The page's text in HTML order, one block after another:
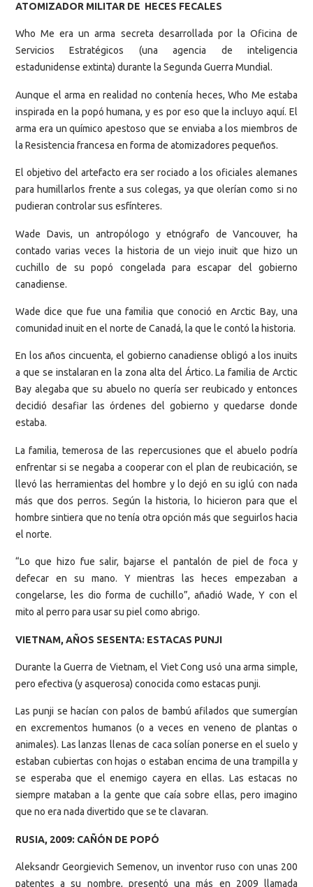
ATOMIZADOR MILITAR DE HECES FECALES
Who Me era un arma secreta desarrollada por la Oficina de
Servicios Estratégicos (una agencia de inteligencia
estadunidense extinta) durante la Segunda Guerra Mundial.
Aunque el arma en realidad no contenía heces, Who Me estaba
inspirada en la popó humana, y es por eso que la incluyo aquí. El
arma era un químicoapestoso que se enviaba a los miembros de
la Resistencia francesa en forma de atomizadores pequeños.
El objetivo del artefacto era ser rociado a los oficiales alemanes
para humillarlos frente a sus colegas, ya que olerían como si no
pudieran controlar sus esfínteres.
Wade Davis, un antropólogo y etnógrafo de Vancouver, ha
contado varias veces la historia de un viejo inuit que hizo un
cuchillo de su popó congelada para escapar del gobierno
canadiense.
Wade dice que fue una familia que conoció en Arctic Bay, una
comunidad inuit en el norte de Canadá, la que le contó la historia.
En los años cincuenta, el gobierno canadiense obligó a los inuits
a que se instalaran en la zona alta del Ártico. La familia de Arctic
Bay alegaba que su abuelo no quería ser reubicado y entonces
decidió desafiar las órdenes del gobierno y quedarse donde
estaba.
La familia, temerosa de las repercusiones que el abuelo podría
enfrentar si se negaba a cooperar con el plan de reubicación, se
llevó las herramientas del hombre y lo dejó en su iglú con nada
más que dos perros. Según la historia, lo hicieron para que el
hombre sintiera que no tenía otra opción más que seguirlos hacia
el norte.
“Lo que hizo fue salir, bajarse el pantalón de piel de foca y
defecar en su mano. Y mientras las heces empezaban a
congelarse, les dio forma de cuchillo”, añadió Wade, Y con el
mito al perro para usar su piel como abrigo.
VIETNAM, AÑOS SESENTA: ESTACAS PUNJI
Durante la Guerra de Vietnam, el Viet Cong usó una arma simple,
pero efectiva (yasquerosa) conocida como estacas punji.
Las punji se hacían con palos de bambú afilados que sumergían
en excrementos humanos (o a veces en veneno de plantas o
animales). Las lanzas llenas de caca solían ponerse en el suelo y
estaban cubiertas con hojas o estaban encima de una trampilla y
se esperaba que el enemigo cayera en ellas. Las estacas no
siempre mataban a la gente que caía sobre ellas, pero imagino
que no era nada divertido que se te clavaran.
RUSIA, 2009: CAÑÓN DE POPÓ
Aleksandr Georgievich Semenov, un inventor ruso con unas 200
patentes a su nombre, presentó una más en 2009 llamada